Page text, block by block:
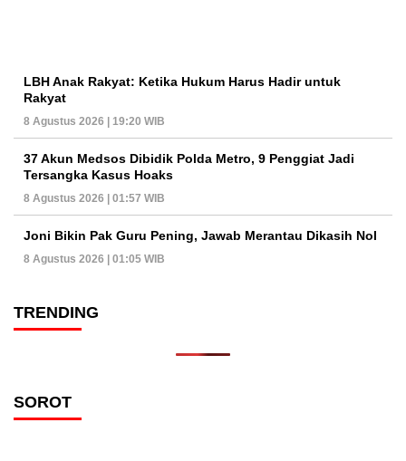
LBH Anak Rakyat: Ketika Hukum Harus Hadir untuk
Rakyat
8 Agustus 2026 | 19:20 WIB
37 Akun Medsos Dibidik Polda Metro, 9 Penggiat Jadi
Tersangka Kasus Hoaks
8 Agustus 2026 | 01:57 WIB
Joni Bikin Pak Guru Pening, Jawab Merantau Dikasih Nol
8 Agustus 2026 | 01:05 WIB
TRENDING
SOROT